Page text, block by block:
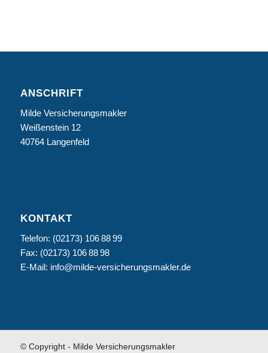
ANSCHRIFT
Milde Versicherungsmakler
Weißenstein 12
40764 Langenfeld
KONTAKT
Telefon: (02173) 106 88 99
Fax: (02173) 106 88 98
E-Mail: info@milde-versicherungsmakler.de
© Copyright - Milde Versicherungsmakler